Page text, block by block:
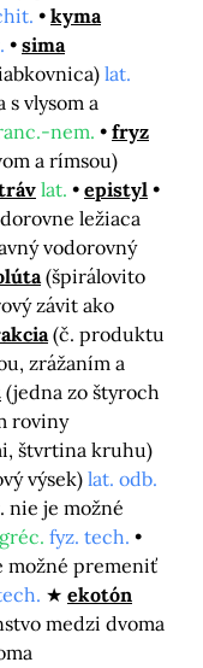
kyma
sima
lat.
s vlysom a
nem.
fryz
a rímsou)
lat.
epistyl
ležiaca
vodorovný
(špirálovito
závit ako
(č. produktu
zrážaním a
(jedna zo štyroch
roviny
štvrtina kruhu)
výsek)lat. odb.
nie je možné
gréc. fyz. tech.
možné premeniť
ekotón
medzi dvoma